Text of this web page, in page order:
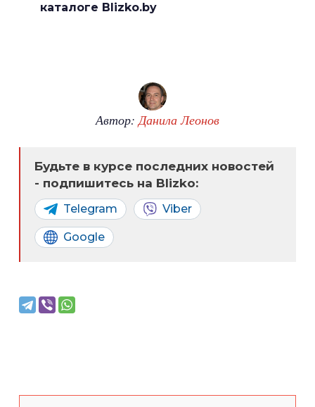
каталоге Blizko.by
Автор:Данила Леонов
Будьте в курсе последних новостей
- подпишитесь на Blizko:
Telegram Viber
Google